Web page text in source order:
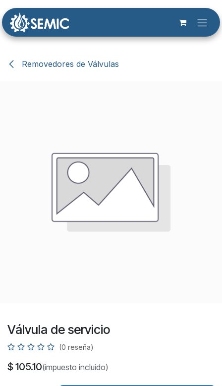
Ir al contenido
Removedores de Válvulas
Válvula de servicio
(0 reseña)
$ 105.10(impuesto incluido)